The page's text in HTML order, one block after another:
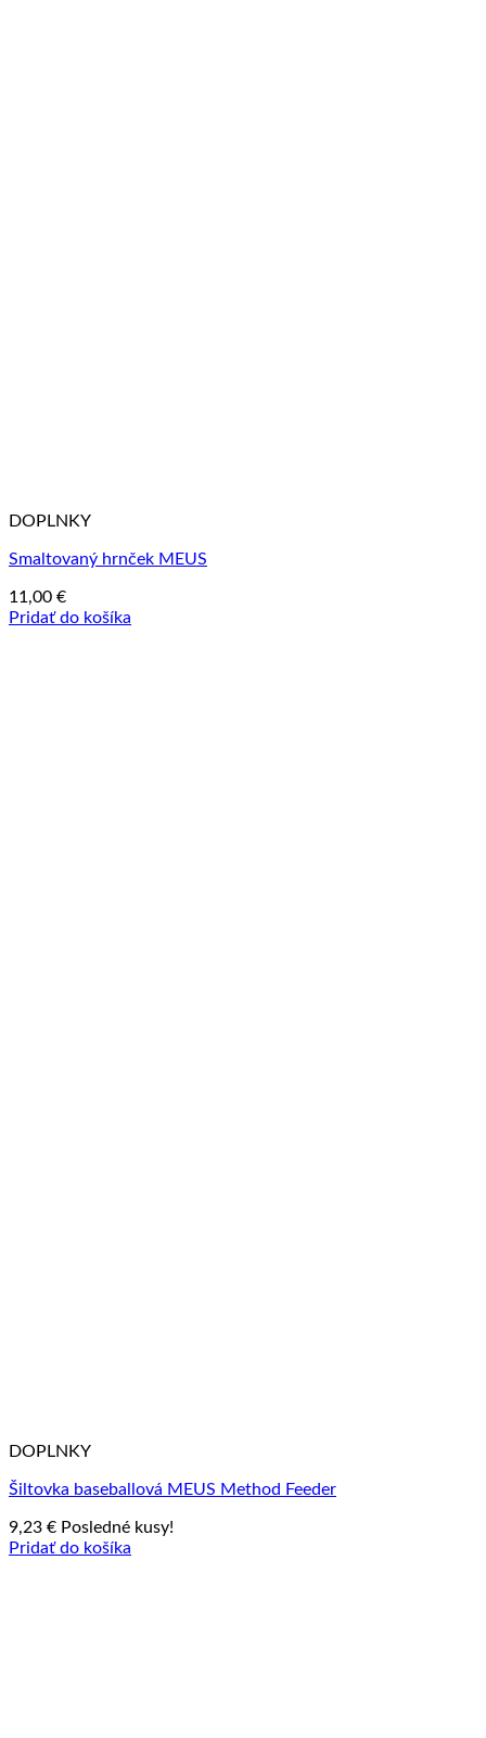
DOPLNKY
Smaltovaný hrnček MEUS
11,00 €
Pridať do košíka
DOPLNKY
Šiltovka baseballová MEUS Method Feeder
9,23 € Posledné kusy!
Pridať do košíka